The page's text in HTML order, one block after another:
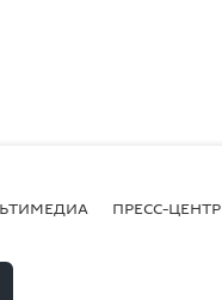
ПРЕСС-ЦЕНТР